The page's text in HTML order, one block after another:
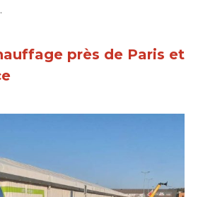
près de Paris et